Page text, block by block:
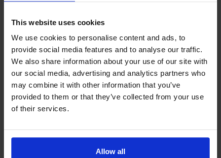
This website uses cookies
We use cookies to personalise content and ads, to
provide social media features and to analyse our traffic.
We also share information about your use of our site with
our social media, advertising and analytics partners who
may combine it with other information that you’ve
provided to them or that they’ve collected from your use
of their services.
Allow all
Contact info
+358 18 5360
mariehamns.forsamling@evl.fi
Visit website